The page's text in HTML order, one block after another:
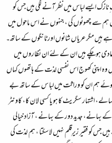
ِنازک ایسے لباس میں نظر آنے لگی ہیں جس کو
ہم سے چھوٹوں کی ، جنہوں نے اس ماحول میں
ہیں مگر عریاں شانوں اور ٹانگوں کے ساتھ۔
ہوچکے ہیں ان کے لئے ان نظاروں میں
وہ اپنی کھوج اس نفسی لذت کے ہاتھوں کہاں
ہم ان کو وراثت میں لبا س کے ساتھ بے
اشتہار سگریٹ کا ہو یا کسی لان کا، کاونٹر
کے بہانے، جدید دور کے بہانے ، آزاد خیالی
کو فقیر زیرِقلم نہیں لاسکتا ، ہم لذت کی